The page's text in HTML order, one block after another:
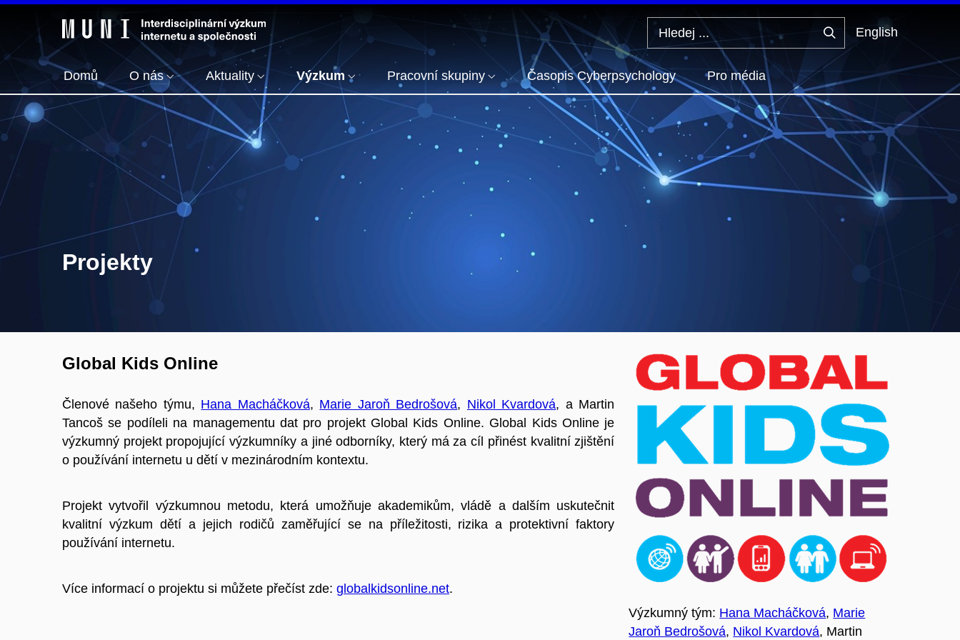
English
Domů O nás Aktuality Výzkum Pracovní skupiny Časopis Cyberpsychology Pro média
Projekty
Global Kids Online
Členové našeho týmu, Hana Macháčková, Marie Jaroň Bedrošová, Nikol Kvardová, a Martin
Tancoš se podíleli na managementu dat pro projekt Global Kids Online. Global Kids Online je
výzkumný projekt propojující výzkumníky a jiné odborníky, který má za cíl přinést kvalitní zjištění
o používání internetu u dětí v mezinárodním kontextu.
Projekt vytvořil výzkumnou metodu, která umožňuje akademikům, vládě a dalším uskutečnit
kvalitní výzkum dětí a jejich rodičů zaměřující se na příležitosti, rizika a protektivní faktory
používání internetu.
Více informací o projektu si můžete přečíst zde: globalkidsonline.net.
Výzkumný tým: Hana Macháčková, Marie
Jaroň Bedrošová, Nikol Kvardová, Martin